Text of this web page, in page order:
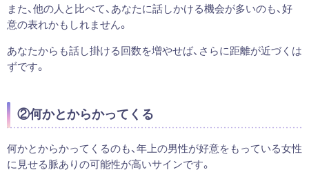
また、他の人と比べて、あなたに話しかける機会が多いのも、好
意の表れかもしれません。
あなたからも話し掛ける回数を増やせば、さらに距離が近づくは
ずです。
②何かとからかってくる
何かとからかってくるのも、年上の男性が好意をもっている女性
に見せる脈ありの可能性が高いサインです。